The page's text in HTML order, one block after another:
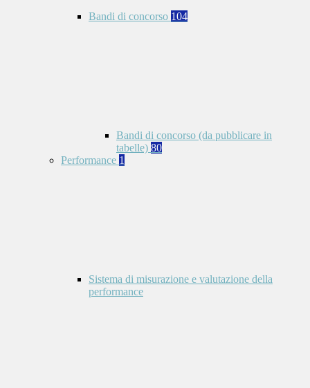
Bandi di concorso 104
Bandi di concorso (da pubblicare in
tabelle) 80
Performance 1
Sistema di misurazione e valutazione della
performance